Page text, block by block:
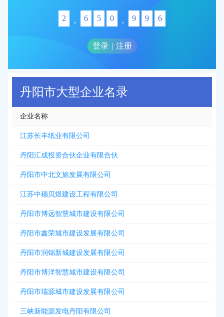
2 , 6 5 0 , 9 9 6
登录 | 注册
丹阳市大型企业名录
企业名称
江苏长丰纸业有限公司
丹阳汇成投资合伙企业有限合伙
丹阳市中北文旅发展有限公司
江苏中穗贝煜建设工程有限公司
丹阳市博远智慧城市建设有限公司
丹阳市鑫荣城市建设发展有限公司
丹阳市润锦新城建设发展有限公司
丹阳市博洋智慧城市建设有限公司
丹阳市瑞源城市建设发展有限公司
三峡新能源发电丹阳有限公司